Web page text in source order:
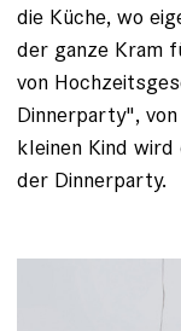
die Küche, wo
der ganze Kram
von
Dinnerparty",
kleinen Kind
der Dinner­party.